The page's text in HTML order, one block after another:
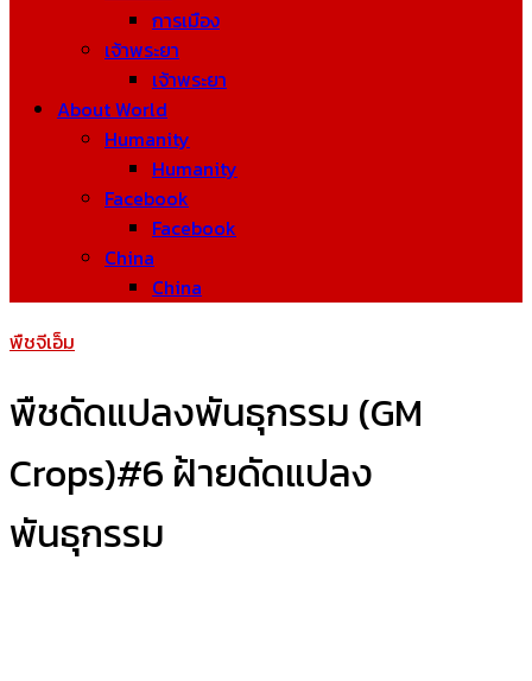
การเมือง
เจ้าพระยา
เจ้าพระยา
About World
Humanity
Humanity
Facebook
Facebook
China
China
พืชจีเอ็ม
พืชดัดแปลงพันธุกรรม (GM
Crops)#6 ฝ้ายดัดแปลง
พันธุกรรม